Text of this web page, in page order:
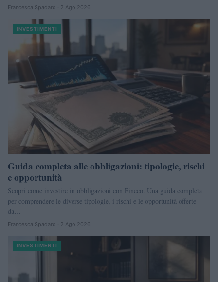
Francesca Spadaro · 2 Ago 2026
INVESTIMENTI
Guida completa alle obbligazioni: tipologie, rischi
e opportunità
Scopri come investire in obbligazioni con Fineco. Una guida completa
per comprendere le diverse tipologie, i rischi e le opportunità offerte
da…
Francesca Spadaro · 2 Ago 2026
INVESTIMENTI